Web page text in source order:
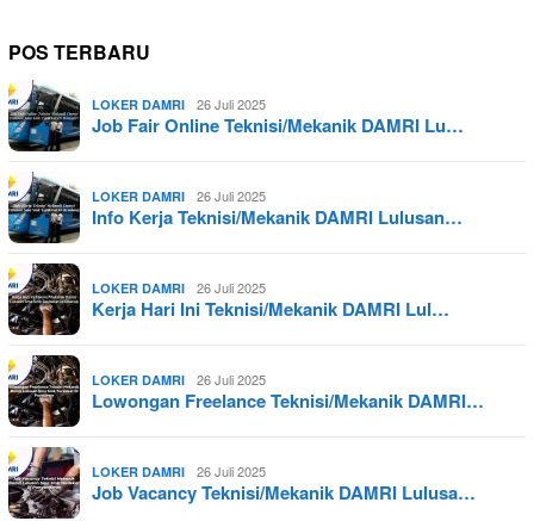
POS TERBARU
LOKER DAMRI 26 Juli 2025
Job Fair Online Teknisi/Mekanik DAMRI Lu…
LOKER DAMRI 26 Juli 2025
Info Kerja Teknisi/Mekanik DAMRI Lulusan…
LOKER DAMRI 26 Juli 2025
Kerja Hari Ini Teknisi/Mekanik DAMRI Lul…
LOKER DAMRI 26 Juli 2025
Lowongan Freelance Teknisi/Mekanik DAMRI…
LOKER DAMRI 26 Juli 2025
Job Vacancy Teknisi/Mekanik DAMRI Lulusa…